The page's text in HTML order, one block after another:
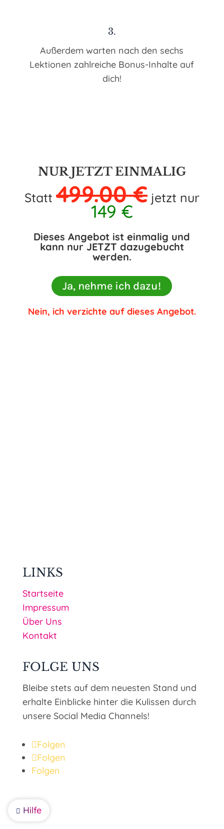
3.
Außerdem warten nach den sechs
Lektionen zahlreiche Bonus-Inhalte auf
dich!
NUR JETZT EINMALIG
Statt 499.00 €jetzt nur
149 €
Dieses Angebot ist einmalig und
kann nur JETZT dazugebucht
werden.
Ja, nehme ich dazu!
Nein, ich verzichte auf dieses Angebot.
LINKS
Startseite
Impressum
Über Uns
Kontakt
FOLGE UNS
Bleibe stets auf dem neuesten Stand und
erhalte Einblicke hinter die Kulissen durch
unsere Social Media Channels!
Folgen
Folgen
Folgen
 Hilfe